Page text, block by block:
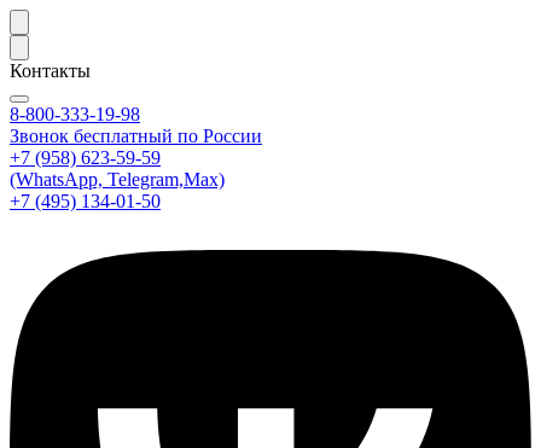
Контакты
8-800-333-19-98
Звонок бесплатный по России
+7 (958) 623-59-59
(WhatsApp, Telegram,Max)
+7 (495) 134-01-50